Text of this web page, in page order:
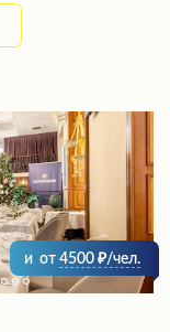
и от 4500 /чел.